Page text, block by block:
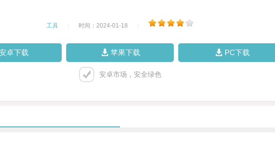
工具 时间：2024-01-18
卓下载 苹果下载 PC下载
安卓市场，安全绿色